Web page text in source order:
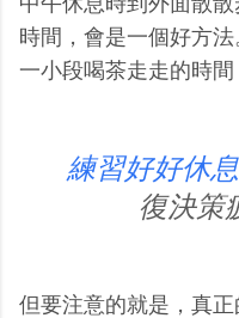
時間，會是一個好方
一小段喝茶走走的時間
練習好好休息
復決策
但要注意的就是，真